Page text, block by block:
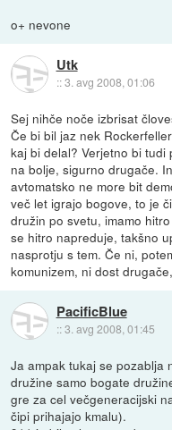
o+ nevone
Utk
::3. avg 2008, 01:06
Sej nihče noče izbrisat
Če bi bil jaz nek
kaj bi delal? Verjetno bi
na bolje, sigurno drugače.
avtomatsko ne more bit
več let igrajo bogove, to je
družin po svetu, imamo
se hitro napreduje, takšno
nasprotju s tem. Če ni,
komunizem, ni dost
PacificBlue
::3. avg 2008, 01:45
Ja ampak tukaj se pozablja
družine samo bogate
gre za cel večgeneracijski
čipi prihajajo kmalu).